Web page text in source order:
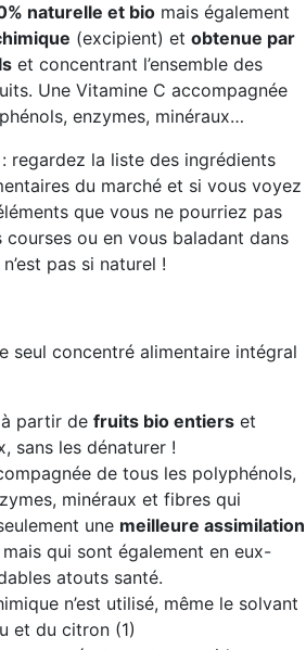
naturelle et bio mais également
(excipient) et obtenue par
et concentrant l’ensemble des
Une Vitamine C accompagnée
enzymes, minéraux…
regardez la liste des ingrédients
du marché et si vous voyez
que vous ne pourriez pas
ou en vous baladant dans
pas si naturel !
seul concentré alimentaire intégral
partir de fruits bio entiers et
sans les dénaturer !
de tous les polyphénols,
minéraux et fibres qui
une meilleure assimilation
mais qui sont également en eux-
atouts santé.
n’est utilisé, même le solvant
et du citron (1)